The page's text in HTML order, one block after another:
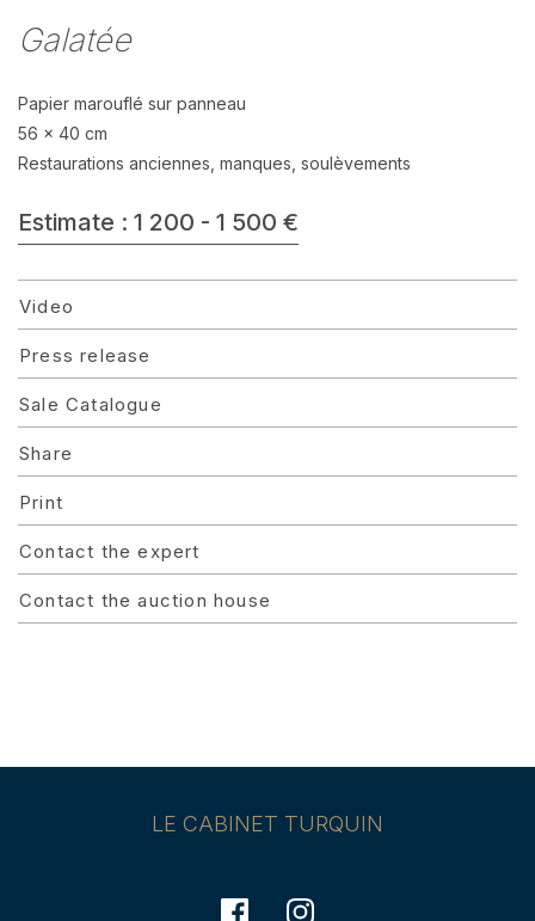
Galatée
Papier marouflé sur panneau
56 x 40 cm
Restaurations anciennes, manques, soulèvements
Estimate : 1 200 - 1 500 €
Video
Press release
Sale Catalogue
Share
Print
Contact the expert
Contact the auction house
LE CABINET TURQUIN